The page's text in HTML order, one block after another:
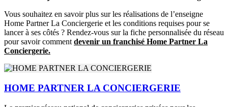
Vous souhaitez en savoir plus sur les réalisations de l’enseigne
Home Partner La Conciergerie et les conditions requises pour se
lancer à ses côtés ? Rendez-vous sur la fiche personnalisée du réseau
pour savoir comment devenir un franchisé Home Partner La
Conciergerie.
HOME PARTNER LA CONCIERGERIE